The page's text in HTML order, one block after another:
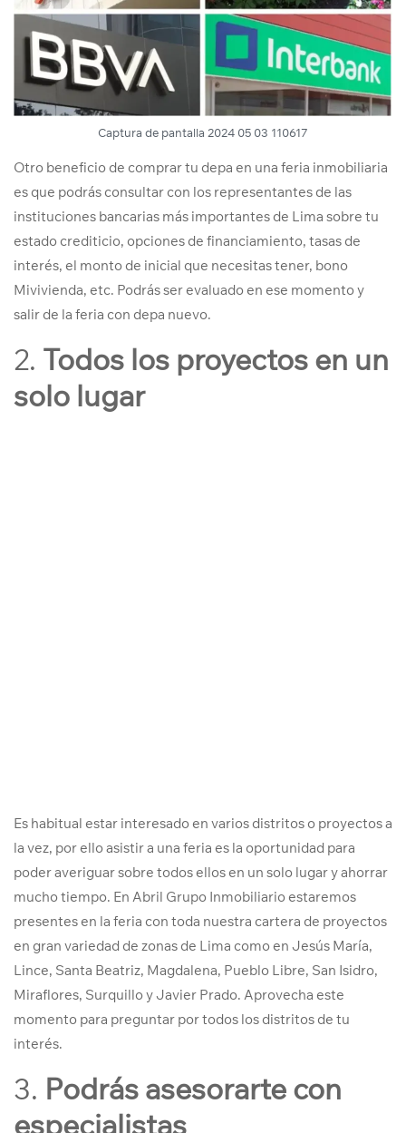
Captura de pantalla 2024 05 03 110617
Otro beneficio de comprar tu depa en una feria inmobiliaria
es que podrás consultar con los representantes de las
instituciones bancarias más importantes de Lima sobre tu
estado crediticio, opciones de financiamiento, tasas de
interés, el monto de inicial que necesitas tener, bono
Mivivienda, etc. Podrás ser evaluado en ese momento y
salir de la feria con depa nuevo.
2. Todos los proyectos en un
solo lugar
Es habitual estar interesado en varios distritos o proyectos a
la vez, por ello asistir a una feria es la oportunidad para
poder averiguar sobre todos ellos en un solo lugar y ahorrar
mucho tiempo. En Abril Grupo Inmobiliario estaremos
presentes en la feria con toda nuestra cartera de proyectos
en gran variedad de zonas de Lima como en Jesús María,
Lince, Santa Beatriz, Magdalena, Pueblo Libre, San Isidro,
Miraflores, Surquillo y Javier Prado. Aprovecha este
momento para preguntar por todos los distritos de tu
interés.
3. Podrás asesorarte con
especialistas